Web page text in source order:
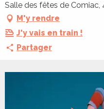
Salle des fêtes de
M'y rendre
J'y vais en train !
Partager